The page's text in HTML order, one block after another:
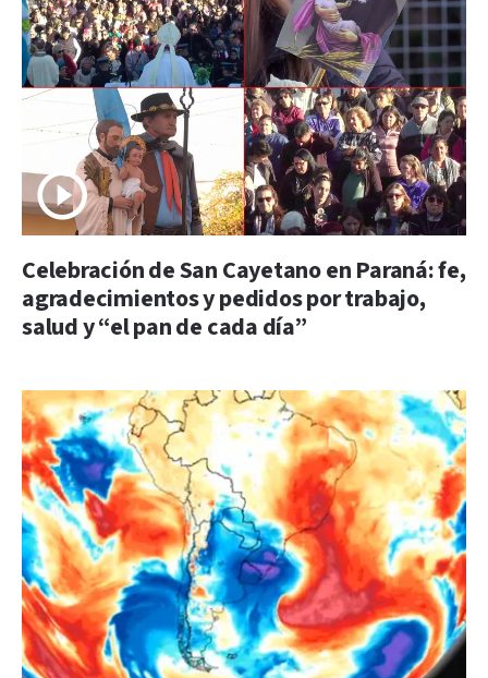
Celebración de San Cayetano en Paraná: fe,
agradecimientos y pedidos por trabajo,
salud y “el pan de cada día”